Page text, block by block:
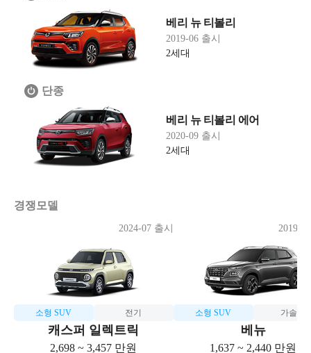
베리 뉴 티볼리
2019-06 출시
2세대
단종
베리 뉴 티볼리 에어
2020-09 출시
2세대
경쟁모델
소형 SUV 전기
캐스퍼 일렉트릭
2024-07 출시
2,698 ~ 3,457 만원
소형 SUV 가솔린
베뉴
2019-
1,637 ~ 2,440 만원